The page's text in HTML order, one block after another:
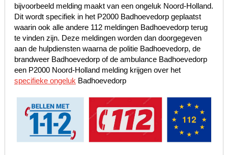
bijvoorbeeld melding maakt van een ongeluk Noord-Holland.
Dit wordt specifiek in het P2000 Badhoevedorp geplaatst
waarin ook alle andere 112 meldingen Badhoevedorp terug
te vinden zijn. Deze meldingen worden dan doorgegeven
aan de hulpdiensten waarna de politie Badhoevedorp, de
brandweer Badhoevedorp of de ambulance Badhoevedorp
een P2000 Noord-Holland melding krijgen over het
specifieke ongeluk Badhoevedorp